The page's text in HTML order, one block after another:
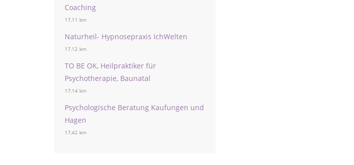
Coaching
17,11 km
Naturheil- Hypnosepraxis IchWelten
17,12 km
TO BE OK, Heilpraktiker für
Psychotherapie, Baunatal
17,14 km
Psychologische Beratung Kaufungen und
Hagen
17,42 km